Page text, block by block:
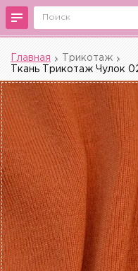
Главная
Трикотаж
Ткань Трикотаж Чулок